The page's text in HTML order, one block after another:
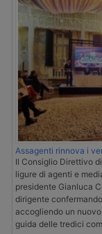
Assagenti rinnova i
Il Consiglio Direttivo
ligure di agenti e
presidente Gianluca
dirigente
accogliendo un
guida delle tredici